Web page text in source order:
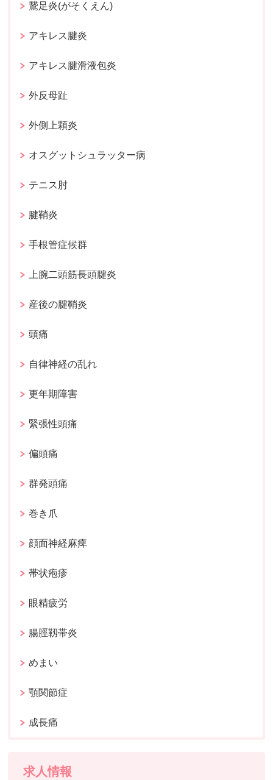
鵞足炎(がそくえん)
アキレス腱炎
アキレス腱滑液包炎
外反母趾
外側上顆炎
オスグットシュラッター病
テニス肘
腱鞘炎
手根管症候群
上腕二頭筋長頭腱炎
産後の腱鞘炎
頭痛
自律神経の乱れ
更年期障害
緊張性頭痛
偏頭痛
群発頭痛
巻き爪
顔面神経麻痺
帯状疱疹
眼精疲労
腸脛靱帯炎
めまい
顎関節症
成長痛
求人情報